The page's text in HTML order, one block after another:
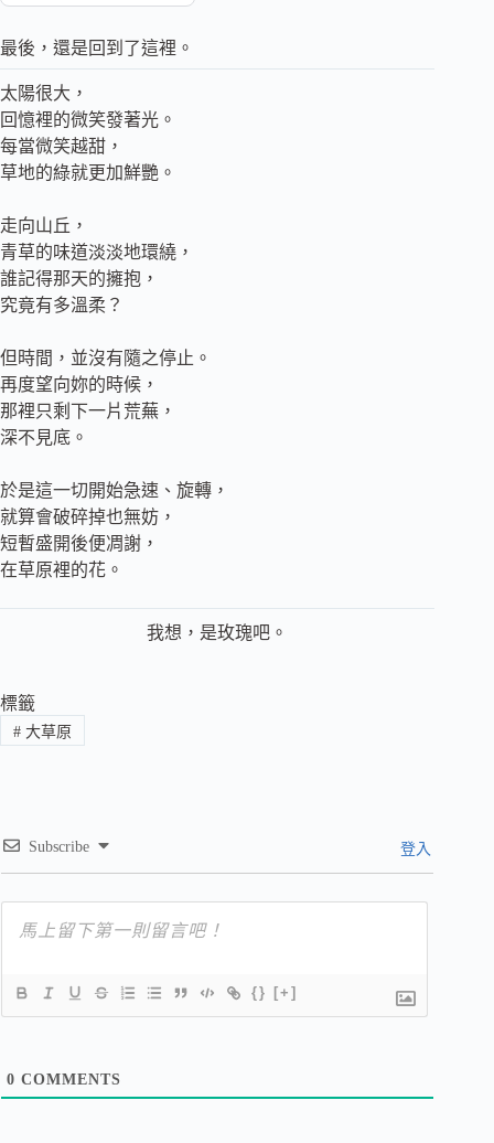
最後，還是回到了這裡。
太陽很大，
回憶裡的微笑發著光。
每當微笑越甜，
草地的綠就更加鮮艷。
走向山丘，
青草的味道淡淡地環繞，
誰記得那天的擁抱，
究竟有多溫柔？
但時間，並沒有隨之停止。
再度望向妳的時候，
那裡只剩下一片荒蕪，
深不見底。
於是這一切開始急速、旋轉，
就算會破碎掉也無妨，
短暫盛開後便凋謝，
在草原裡的花。
我想，是玫瑰吧。
標籤
#大草原
Subscribe 登入
{} [+]
0 COMMENTS